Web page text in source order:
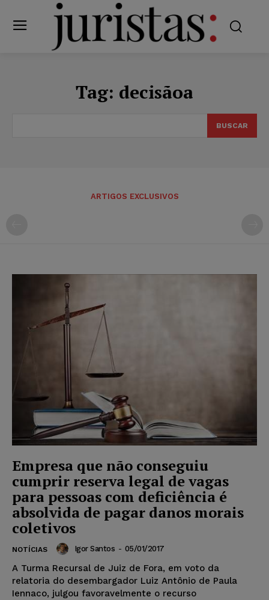
Tag: decisãoa
BUSCAR
ARTIGOS EXCLUSIVOS
Empresa que não conseguiu
cumprir reserva legal de vagas
para pessoas com deficiência é
absolvida de pagar danos morais
coletivos
NOTÍCIAS Igor Santos - 05/01/2017
A Turma Recursal de Juiz de Fora, em voto da
relatoria do desembargador Luiz Antônio de Paula
Iennaco, julgou favoravelmente o recurso